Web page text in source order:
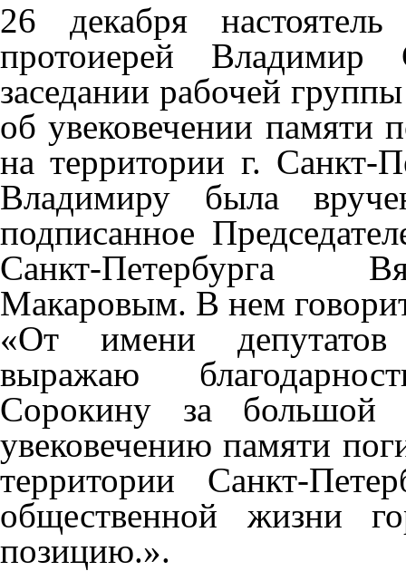
26 декабря
протоиерей
заседании рабочей
об увековечении памяти
на территории г. Санкт-
Владимиру была
подписанное
Санкт-Петербурга
Макаровым. В нем
«От имени депутатов
выражаю
Сорокину за
увековечению памяти
территории Санкт-
общественной жизни
позицию.».